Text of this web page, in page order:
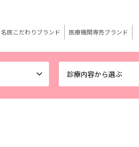
診療内容から選ぶ
名医こだわりブランド 医療機関専売ブランド